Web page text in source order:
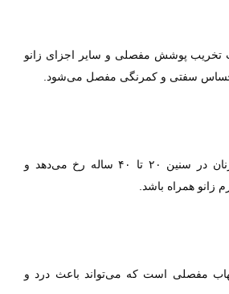
تخریب پوشش مفصلی و سایر اجزای زانو
سفتی و کمرنگی مفصل می‌شود.
این بیماری بیشتر در زنان در سنین ۲۰ تا ۴۰ ساله رخ می‌دهد و
زانو همراه باشد.
مفصلی است که می‌تواند باعث درد و